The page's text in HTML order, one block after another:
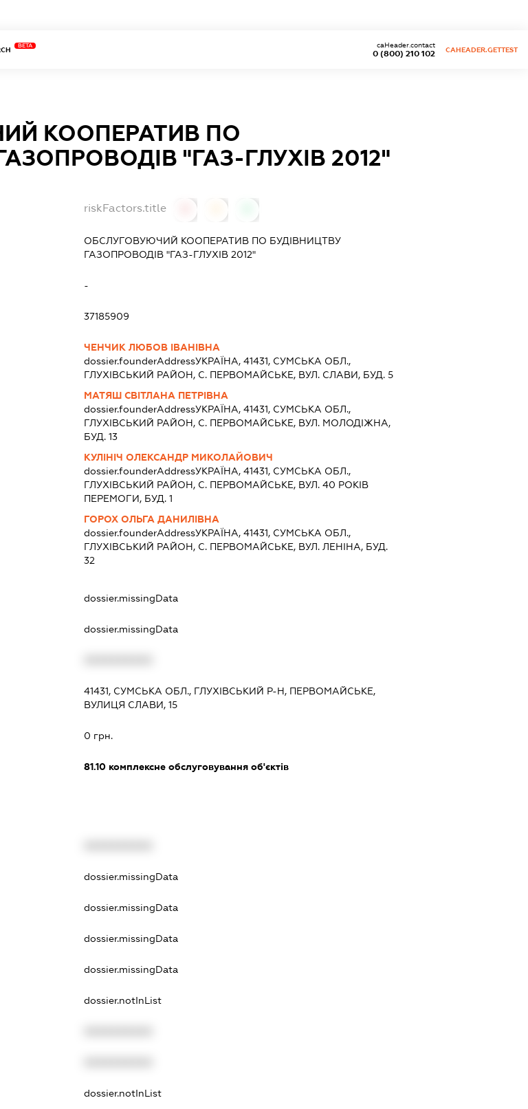
BETA
0 (800) 210 102
caHeader.contact
CAHEADER.GETTEST
КООПЕРАТИВ ПО
"ГАЗ-ГЛУХІВ 2012"
riskFactors.title
ОБСЛУГОВУЮЧИЙ КООПЕРАТИВ ПО БУДІВНИЦТВУ
ГАЗОПРОВОДІВ "ГАЗ-ГЛУХІВ 2012"
-
37185909
ЧЕНЧИК ЛЮБОВ ІВАНІВНА
dossier.founderAddressУКРАЇНА, 41431, СУМСЬКА ОБЛ.,
ГЛУХIВСЬКИЙ РАЙОН, С. ПЕРВОМАЙСЬКЕ, ВУЛ. СЛАВИ, БУД. 5
МАТЯШ СВІТЛАНА ПЕТРІВНА
dossier.founderAddressУКРАЇНА, 41431, СУМСЬКА ОБЛ.,
ГЛУХIВСЬКИЙ РАЙОН, С. ПЕРВОМАЙСЬКЕ, ВУЛ. МОЛОДІЖНА,
БУД. 13
КУЛІНІЧ ОЛЕКСАНДР МИКОЛАЙОВИЧ
dossier.founderAddressУКРАЇНА, 41431, СУМСЬКА ОБЛ.,
ГЛУХIВСЬКИЙ РАЙОН, С. ПЕРВОМАЙСЬКЕ, ВУЛ. 40 РОКІВ
ПЕРЕМОГИ, БУД. 1
ГОРОХ ОЛЬГА ДАНИЛІВНА
dossier.founderAddressУКРАЇНА, 41431, СУМСЬКА ОБЛ.,
ГЛУХIВСЬКИЙ РАЙОН, С. ПЕРВОМАЙСЬКЕ, ВУЛ. ЛЕНІНА, БУД.
32
dossier.missingData
dossier.missingData
41431, СУМСЬКА ОБЛ., ГЛУХІВСЬКИЙ Р-Н, ПЕРВОМАЙСЬКЕ,
ВУЛИЦЯ СЛАВИ, 15
0 грн.
81.10комплексне обслуговування об'єктів
dossier.missingData
dossier.missingData
dossier.missingData
dossier.missingData
dossier.notInList
dossier.notInList